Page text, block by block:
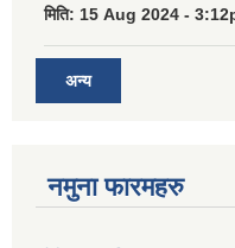
मिति: 15 Aug 2024 -
अन्य
नमुना फारमहरु